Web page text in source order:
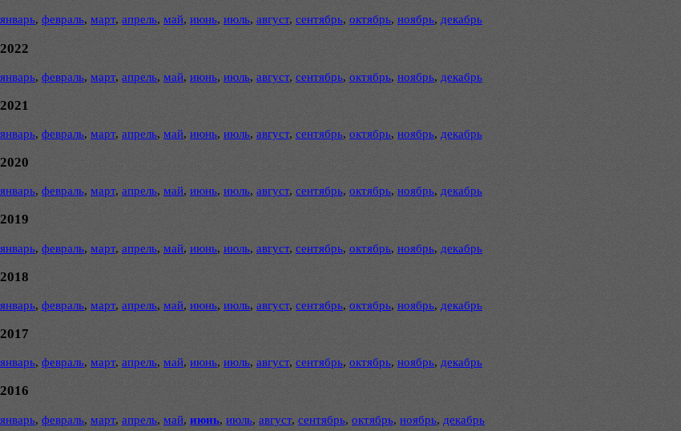
январь, февраль, март, апрель, май, июнь, июль, август, сентябрь, октябрь, ноябрь, декабрь
2022
январь, февраль, март, апрель, май, июнь, июль, август, сентябрь, октябрь, ноябрь, декабрь
2021
январь, февраль, март, апрель, май, июнь, июль, август, сентябрь, октябрь, ноябрь, декабрь
2020
январь, февраль, март, апрель, май, июнь, июль, август, сентябрь, октябрь, ноябрь, декабрь
2019
январь, февраль, март, апрель, май, июнь, июль, август, сентябрь, октябрь, ноябрь, декабрь
2018
январь, февраль, март, апрель, май, июнь, июль, август, сентябрь, октябрь, ноябрь, декабрь
2017
январь, февраль, март, апрель, май, июнь, июль, август, сентябрь, октябрь, ноябрь, декабрь
2016
январь, февраль, март, апрель, май, июнь, июль, август, сентябрь, октябрь, ноябрь, декабрь